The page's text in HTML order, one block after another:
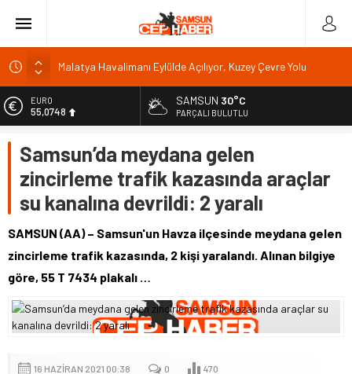
Malatya Havalimanı Eylülde Açılıyor, Kuzey Çevre Yolu
Akülü aracındayken otomobilin çarptığı emekli astsubay
öldü
Antalya’da nem yüzde 80, hissedilen sıcaklık 40 derece
Isparta’da bisiklet kupası heyecanı 371 sporcuyla sürüyor
Dumandan etkilenen bekçiyi emniyet müdürü ziyaret etti
EURO
55,0748
6.623,43
BİST
13.785,25
47,7048
SAMSUN 30°C
PARÇALI BULUTLU
Samsun’da meydana gelen
zincirleme trafik kazasında araçlar
su kanalına devrildi: 2 yaralı
SAMSUN (AA) – Samsun'un Havza ilçesinde meydana gelen
zincirleme trafik kazasında, 2 kişi yaralandı. Alınan bilgiye
göre, 55 T 7434 plakalı …
16 HAZIRAN 2021 00:38 0 470